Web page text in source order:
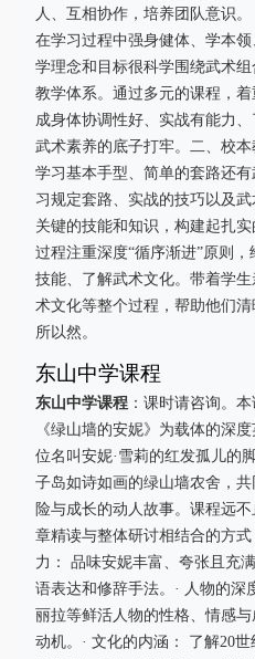
人、互相协作，培养团队意识
在学习过程中强身健体、学本
学理念和目标很科学围绕武术
教学体系。通过多元的课程，
成身体协调性好、实战有能力
武术素养的底子打牢。二、校
学习基本手型、简单的套路还
习规定套路、实战的技巧以及
关键的技能和知识，构建起扎
过程注重深度“循序渐进”原则
技能、了解武术文化。带着学
术文化等整个过程，帮助他们
所以然。
东山中学课程
东山中学课程 ：课时请咨询。
《绿山墙的安妮》为载体的深
位名叫安妮·雪莉的红发孤儿的
子岛如诗如画的绿山墙农舍，
险与成长的动人故事。课程远
章精读与整体研讨相结合的方
力： 品味安妮丰富、夸张且充
语表达和修辞手法。· 人物的深
丽拉等鲜活人物的性格、情感
动机。· 文化的内涵： 了解20